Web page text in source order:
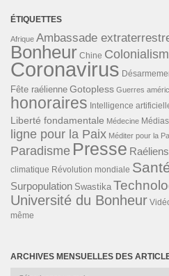
ÉTIQUETTES
Afrique Ambassade
Bonheur Chine
Coronavirus
Fête raélienne Gotopless Guerres
honoraires Intelligence
Liberté fondamentale Médecine Médias
ligne pour la Paix Méditer pour la
Paradisme Presse Raéliens
climatique Révolution mondiale
Surpopulation Swastika
Université du Bonheur
même
ARCHIVES MENSUELLES DES
Archives